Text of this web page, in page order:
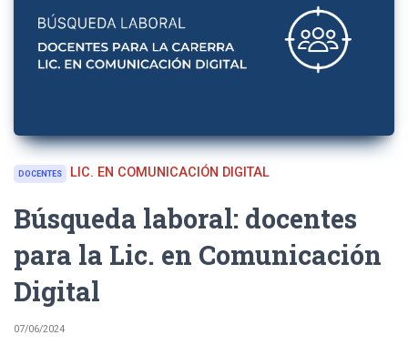
DOCENTES LIC. EN COMUNICACIÓN DIGITAL
Búsqueda laboral: docentes
para la Lic. en Comunicación
Digital
07/06/2024